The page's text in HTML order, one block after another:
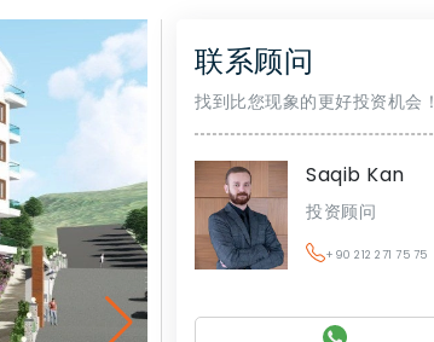
联系顾问
找到比您现象的更好投资机会！
Saqib Kan
投资顾问
+90 212 271 75 75